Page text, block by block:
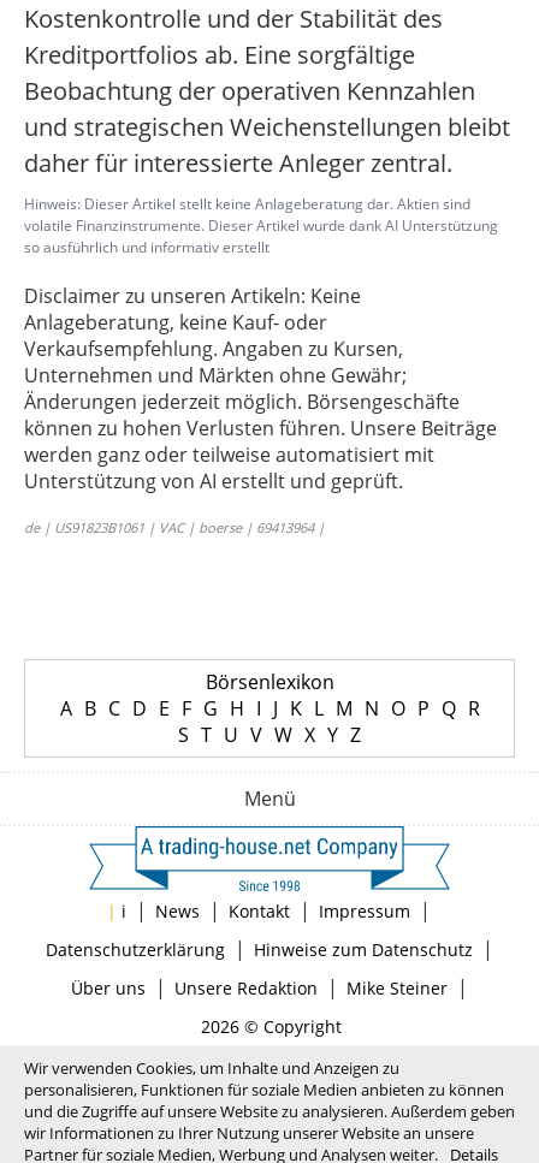
Kostenkontrolle und der Stabilität des
Kreditportfolios ab. Eine sorgfältige
Beobachtung der operativen Kennzahlen
und strategischen Weichenstellungen bleibt
daher für interessierte Anleger zentral.
Hinweis: Dieser Artikel stellt keine Anlageberatung dar. Aktien sind
volatile Finanzinstrumente. Dieser Artikel wurde dank AI Unterstützung
so ausführlich und informativ erstellt
Disclaimer zu unseren Artikeln: Keine
Anlageberatung, keine Kauf- oder
Verkaufsempfehlung. Angaben zu Kursen,
Unternehmen und Märkten ohne Gewähr;
Änderungen jederzeit möglich. Börsengeschäfte
können zu hohen Verlusten führen. Unsere Beiträge
werden ganz oder teilweise automatisiert mit
Unterstützung von AI erstellt und geprüft.
de | US91823B1061 | VAC | boerse | 69413964 |
Börsenlexikon
A B C D E F G H I J K L M N O P Q R
S T U V W X Y Z
Menü
| i | News | Kontakt | Impressum |
Datenschutzerklärung| Hinweise zum Datenschutz |
Über uns | Unsere Redaktion | Mike Steiner|
2026 © Copyright
Wir verwenden Cookies, um Inhalte und Anzeigen zu
personalisieren, Funktionen für soziale Medien anbieten zu können
und die Zugriffe auf unsere Website zu analysieren. Außerdem geben
wir Informationen zu Ihrer Nutzung unserer Website an unsere
Partner für soziale Medien, Werbung und Analysen weiter.
Details